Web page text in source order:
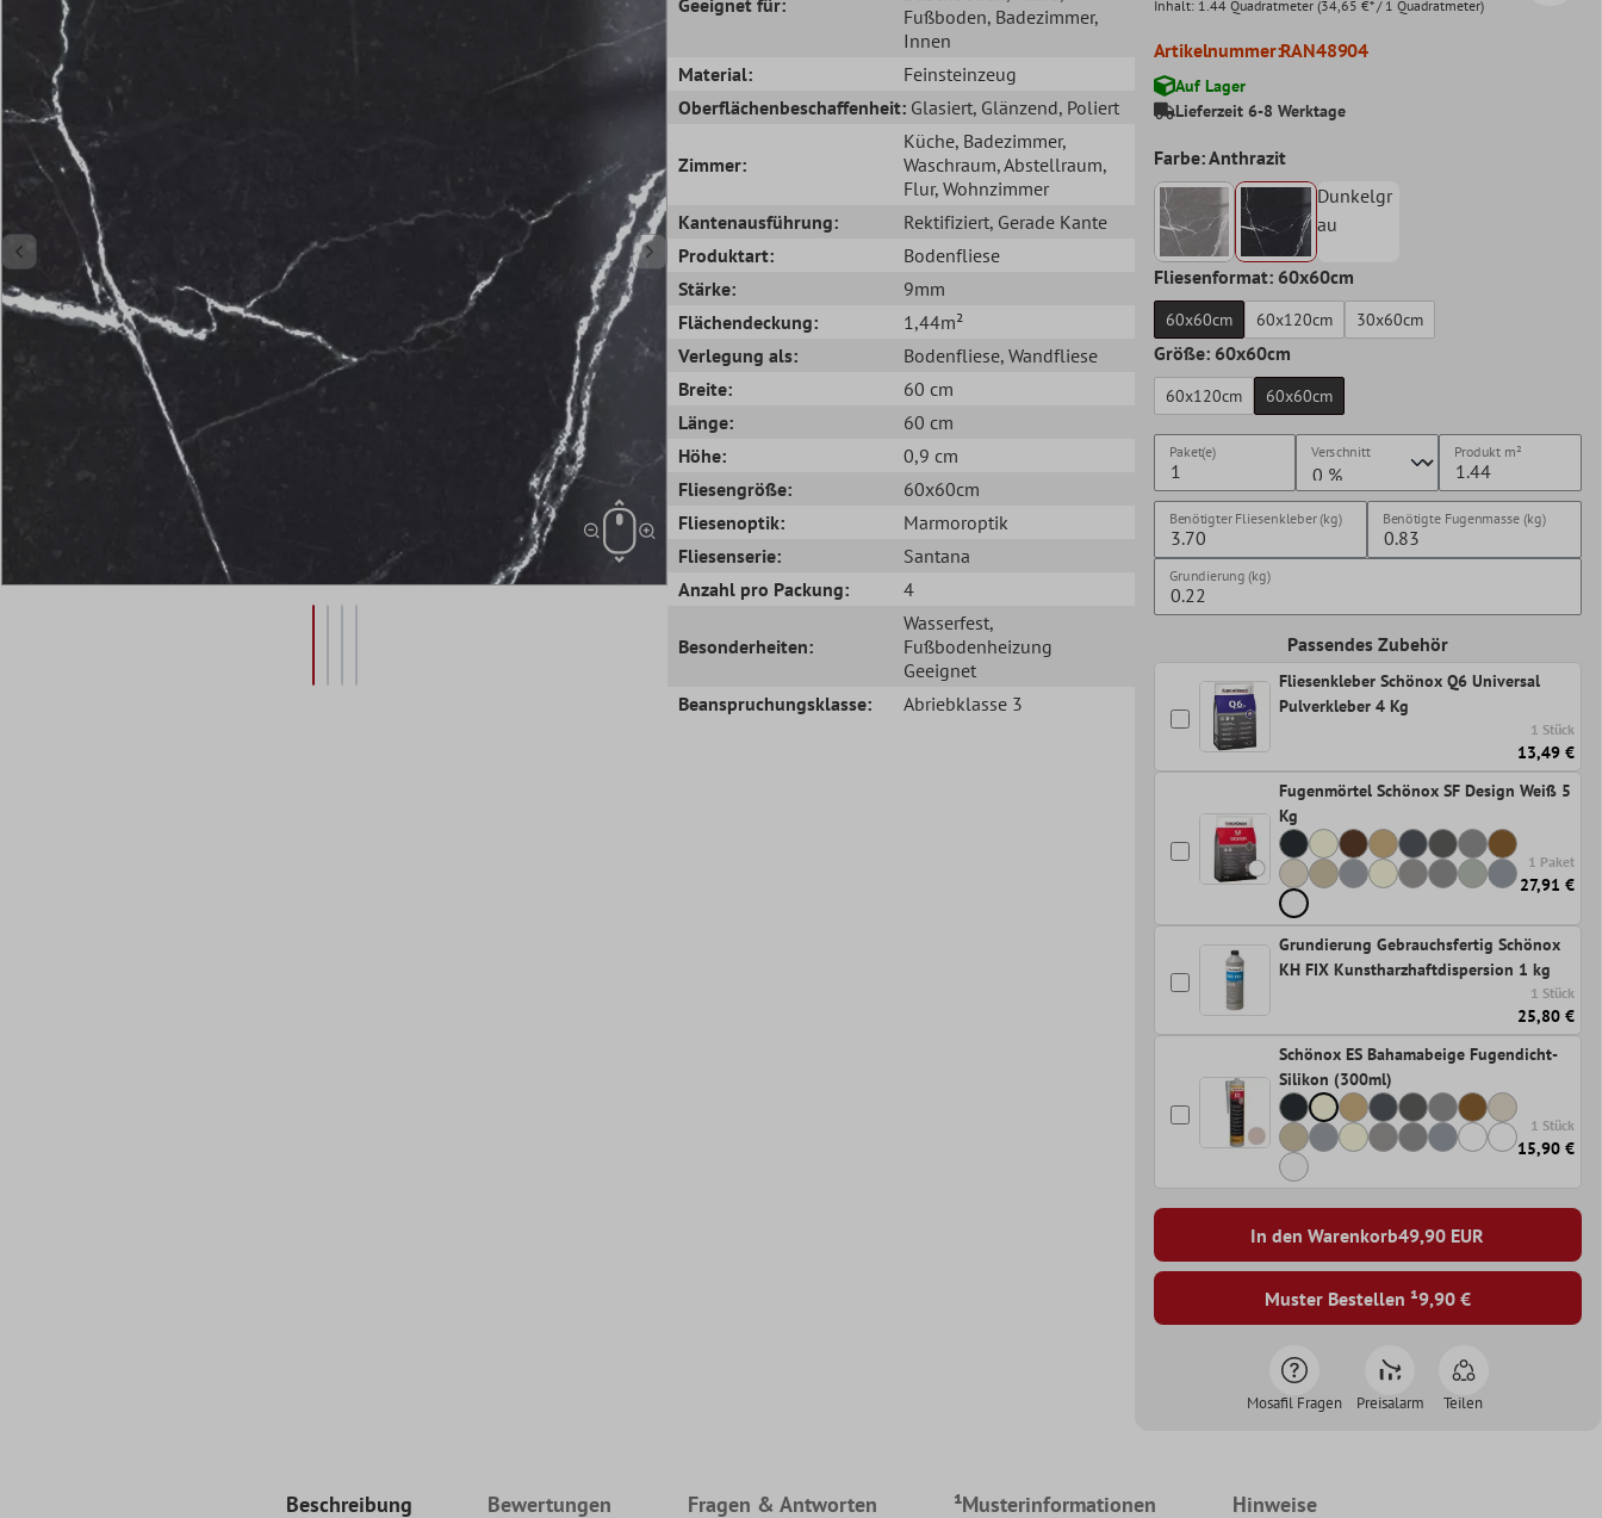
Fußboden, Badezimmer,
Innen
Material:
Feinsteinzeug
Oberflächenbeschaffenheit: Glasiert, Glänzend, Poliert
Zimmer:
Küche, Badezimmer,
Waschraum, Abstellraum,
Flur, Wohnzimmer
Kantenausführung:
Rektifiziert, Gerade Kante
Produktart:
Bodenfliese
Stärke:
9mm
Flächendeckung:
1,44m²
Verlegung als:
Bodenfliese, Wandfliese
Breite:
60 cm
Länge:
60 cm
Höhe:
0,9 cm
Fliesengröße:
60x60cm
Fliesenoptik:
Marmoroptik
Fliesenserie:
Santana
Anzahl pro Packung:
4
Besonderheiten:
Wasserfest,
Fußbodenheizung
Geeignet
Beanspruchungsklasse:
Abriebklasse 3
Inhalt: 1.44 Quadratmeter (34,65 €* / 1 Quadratmeter)
Artikelnummer:RAN48904
Auf Lager
Lieferzeit 6-8 Werktage
Farbe: Anthrazit
Dunkelgr
au
Fliesenformat: 60x60cm
60x60cm 60x120cm 30x60cm
Größe: 60x60cm
60x120cm 60x60cm
Paket(e) Verschnitt Produkt m²
Benötigter Fliesenkleber (kg) Benötigte Fugenmasse (kg)
Grundierung (kg)
Passendes Zubehör
Fliesenkleber Schönox Q6 Universal
Pulverkleber 4 Kg
1 Stück
13,49 €
Fugenmörtel Schönox SF Design Weiß 5
Kg
1 Paket
27,91 €
Grundierung Gebrauchsfertig Schönox
KH FIX Kunstharzhaftdispersion 1 kg
1 Stück
25,80 €
Schönox ES Bahamabeige Fugendicht-
Silikon (300ml)
1 Stück
15,90 €
In den Warenkorb49,90 EUR
Muster Bestellen ¹9,90 €
Mosafil Fragen Preisalarm Teilen
Beschreibung Bewertungen Fragen & Antworten ¹Musterinformationen Hinweise